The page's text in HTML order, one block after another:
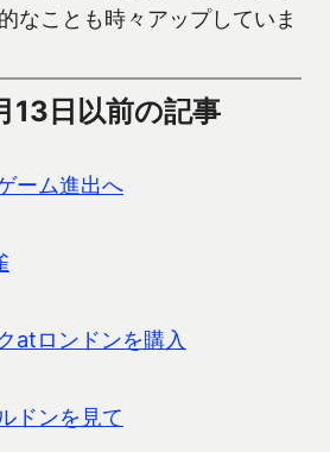
なことも時々アップしていま
13日以前の記事
ーム進出へ
atロンドンを購入
ドンを見て